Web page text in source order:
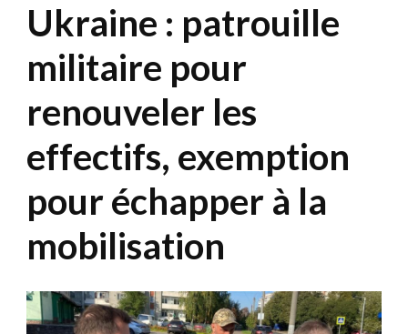
Ukraine : patrouille
militaire pour
renouveler les
effectifs, exemption
pour échapper à la
mobilisation